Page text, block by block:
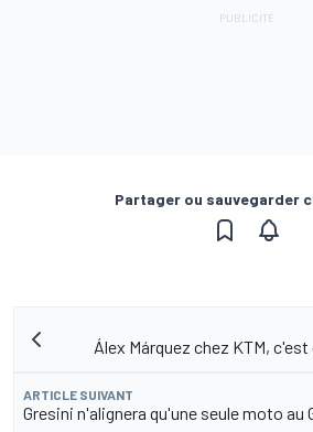
Partager ou sauvegarder
Álex Márquez chez KTM,
ARTICLE SUIVANT
Gresini n'alignera qu'une seule moto au